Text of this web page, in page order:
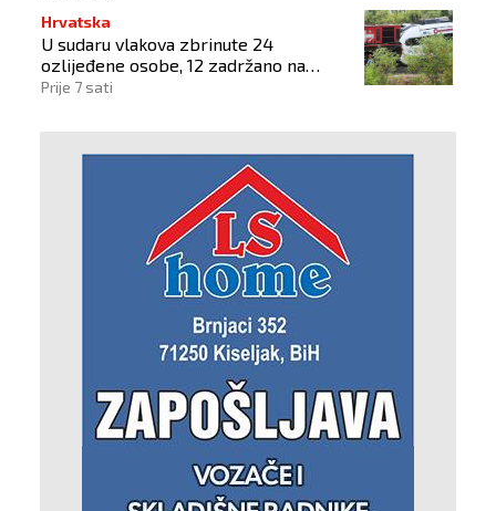
Hrvatska
U sudaru vlakova zbrinute 24
ozlijeđene osobe, 12 zadržano na
liječenju
Prije 7 sati